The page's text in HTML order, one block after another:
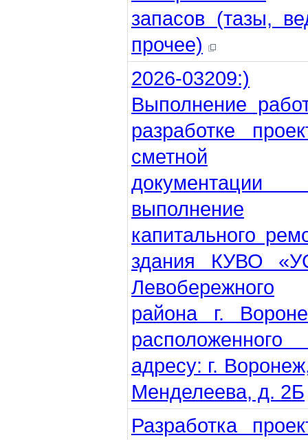
запасов (тазы,
прочее)
2026-03209:)
Выполнение
разработке
сметной
выполнение
капитального
здания КУВО
Левобережного
района г.
адресу: г.
Менделеева, д. 2Б
Разработка